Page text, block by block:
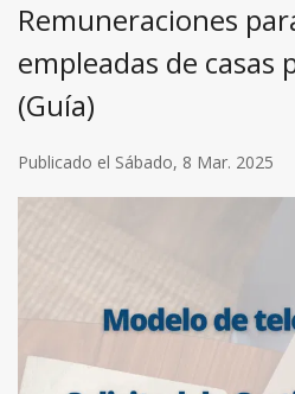
Remuneraciones
empleadas de casas
(Guía)
Publicado el Sábado, 8 Mar. 2025